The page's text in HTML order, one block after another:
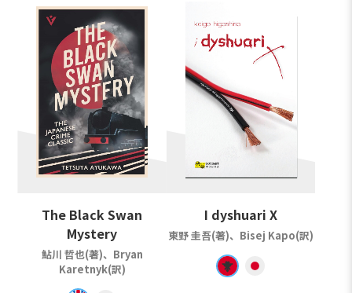
The Black Swan
Mystery
鮎川 哲也(著)、Bryan
Karetnyk(訳)
I dyshuari X
東野 圭吾(著)、Bisej Kapo(訳)